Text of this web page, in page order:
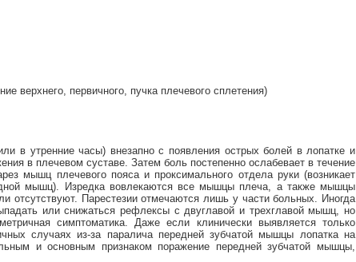
верхнего, первичного, пучка плечевого сплетения)
в утренние часы) внезапно с появления острых болей в лопатке и
в плечевом суставе. Затем боль постепенно ослабевает в течение
мышц плечевого пояса и проксимального отдела руки (возникает
мышц). Изредка вовлекаются все мышцы плеча, а также мышцы
отсутствуют. Парестезии отмечаются лишь у части больных. Иногда
или снижаться рефлексы с двуглавой и трехглавой мышц, но
симптоматика. Даже если клинически выявляется только
случаях из-за паралича передней зубчатой мышцы лопатка на
и основным признаком поражение передней зубчатой мышцы,